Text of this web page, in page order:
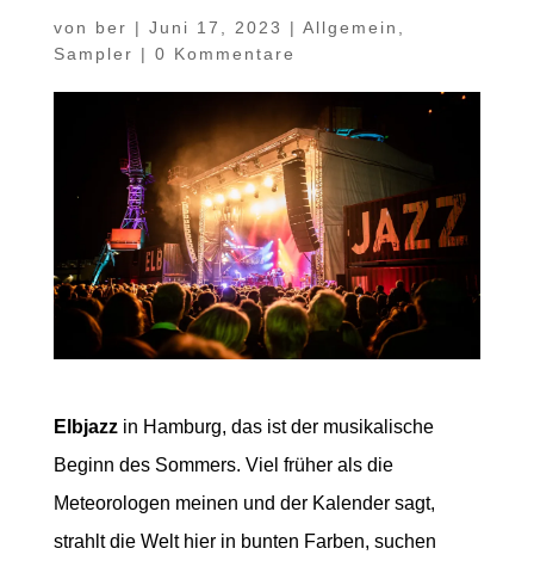
von ber | Juni 17, 2023 | Allgemein
Sampler | 0 Kommentare
Elbjazz in Hamburg, das ist der musikalische
Beginn des Sommers. Viel früher als die
Meteorologen meinen und der Kalender sagt,
strahlt die Welt hier in bunten Farben, suchen